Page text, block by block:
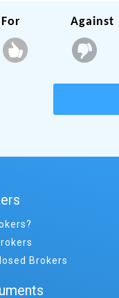
For Against
Brokers